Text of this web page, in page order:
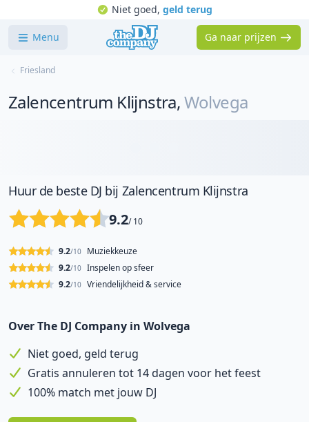
Niet goed, geld terug
Menu Ga naar prijzen
Friesland
Zalencentrum Klijnstra,Wolvega
Huur de beste DJ bij Zalencentrum Klijnstra
9.2/ 10
Muziekkeuze
9.2/10
Inspelen op sfeer
9.2/10
Vriendelijkheid & service
9.2/10
Over The DJ Company in Wolvega
Niet goed, geld terug
Gratis annuleren tot 14 dagen voor het feest
100% match met jouw DJ